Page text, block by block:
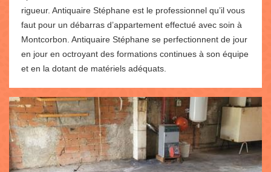
rigueur. Antiquaire Stéphane est le professionnel qu’il vous
faut pour un débarras d’appartement effectué avec soin à
Montcorbon. Antiquaire Stéphane se perfectionnent de jour
en jour en octroyant des formations continues à son équipe
et en la dotant de matériels adéquats.